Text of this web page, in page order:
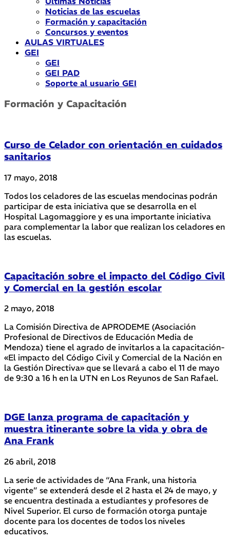
Noticias de las escuelas
Formación y capacitación
Concursos y eventos
AULAS VIRTUALES
GEI
GEI
GEI PAD
Soporte al usuario GEI
Formación y Capacitación
Curso de Celador con orientación en cuidados
sanitarios
17 mayo, 2018
Todos los celadores de las escuelas mendocinas podrán
participar de esta iniciativa que se desarrolla en el
Hospital Lagomaggiore y es una importante iniciativa
para complementar la labor que realizan los celadores en
las escuelas.
Capacitación sobre el impacto del Código Civil
y Comercial en la gestión escolar
2 mayo, 2018
La Comisión Directiva de APRODEME (Asociación
Profesional de Directivos de Educación Media de
Mendoza) tiene el agrado de invitarlos a la capacitación-
«El impacto del Código Civil y Comercial de la Nación en
la Gestión Directiva» que se llevará a cabo el 11 de mayo
de 9:30 a 16 h en la UTN en Los Reyunos de San Rafael.
DGE lanza programa de capacitación y
muestra itinerante sobre la vida y obra de
Ana Frank
26 abril, 2018
La serie de actividades de “Ana Frank, una historia
vigente” se extenderá desde el 2 hasta el 24 de mayo, y
se encuentra destinada a estudiantes y profesores de
Nivel Superior. El curso de formación otorga puntaje
docente para los docentes de todos los niveles
educativos.